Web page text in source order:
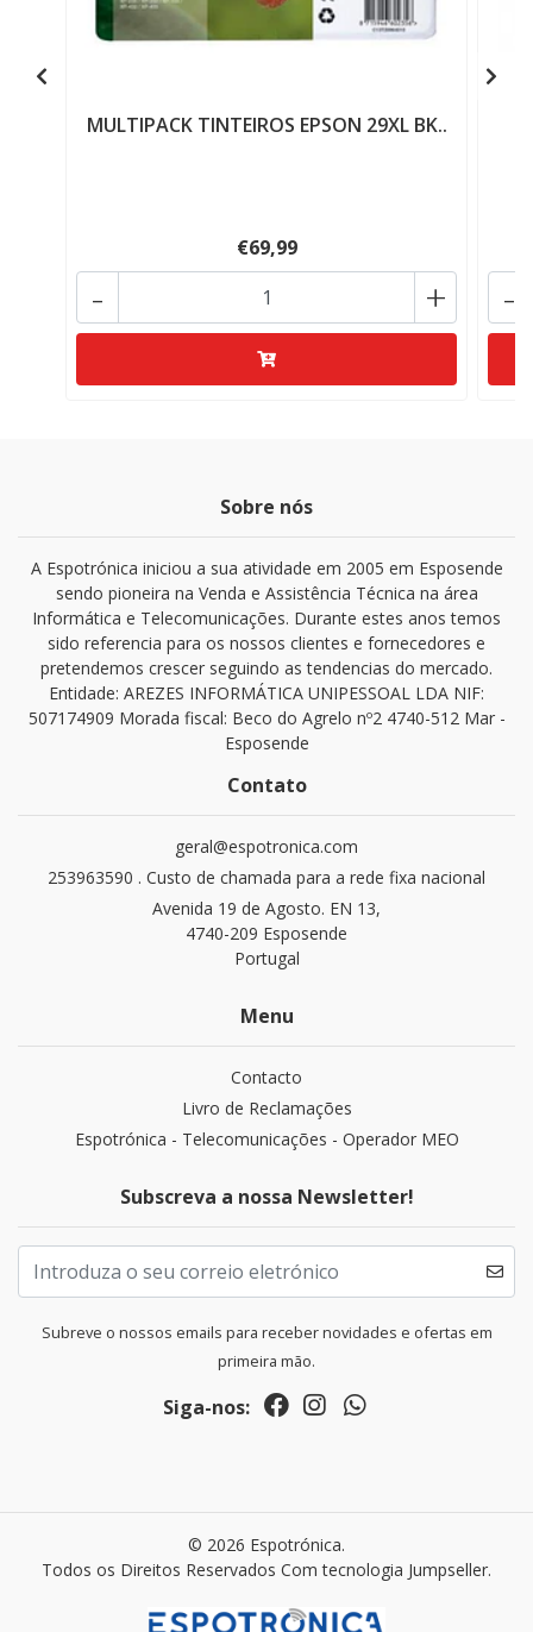
MULTIPACK TINTEIROS EPSON 29XL BK..
€69,99
+
- -
Sobre nós
A Espotrónica iniciou a sua atividade em 2005 em Esposende
sendo pioneira na Venda e Assistência Técnica na área
Informática e Telecomunicações. Durante estes anos temos
sido referencia para os nossos clientes e fornecedores e
pretendemos crescer seguindo as tendencias do mercado.
Entidade: AREZES INFORMÁTICA UNIPESSOAL LDA NIF:
507174909 Morada fiscal: Beco do Agrelo nº2 4740-512 Mar -
Esposende
Contato
geral@espotronica.com
253963590 . Custo de chamada para a rede fixa nacional
Avenida 19 de Agosto. EN 13,
4740-209 Esposende
Portugal
Menu
Contacto
Livro de Reclamações
Espotrónica - Telecomunicações - Operador MEO
Subscreva a nossa Newsletter!
Subreve o nossos emails para receber novidades e ofertas em
primeira mão.
Siga-nos:
© 2026 Espotrónica.
Todos os Direitos Reservados Com tecnologia Jumpseller.